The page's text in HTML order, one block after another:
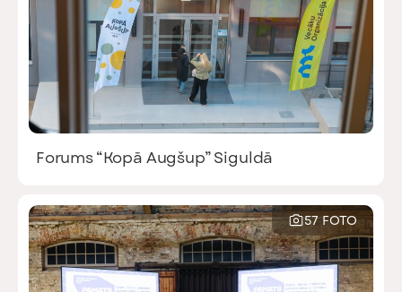
Forums “Kopā Augšup” Siguldā
57 FOTO